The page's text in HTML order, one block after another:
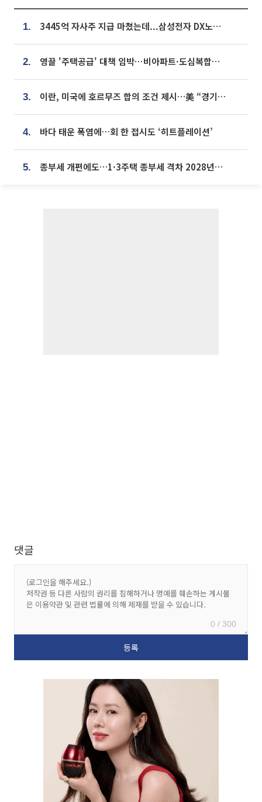
1. 3445억 자사주 지급 마쳤는데...삼성전자 DX노조, 뒤늦은 '떼쓰기 집회'
2. 영끌 '주택공급' 대책 임박⋯비아파트·도심복합까지 총동원
3. 이란, 미국에 호르무즈 합의 조건 제시…美 “경기 아직 안 끝나” [종합]
4. 바다 태운 폭염에…회 한 접시도 ‘히트플레이션’
5. 종부세 개편에도…1·3주택 종부세 격차 2028년부터 확대
댓글
0 / 300